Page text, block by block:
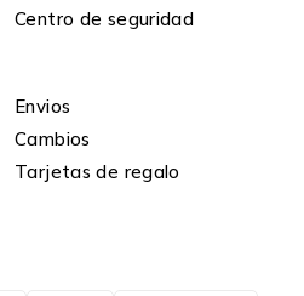
Centro de seguridad
Envios
Cambios
Tarjetas de regalo